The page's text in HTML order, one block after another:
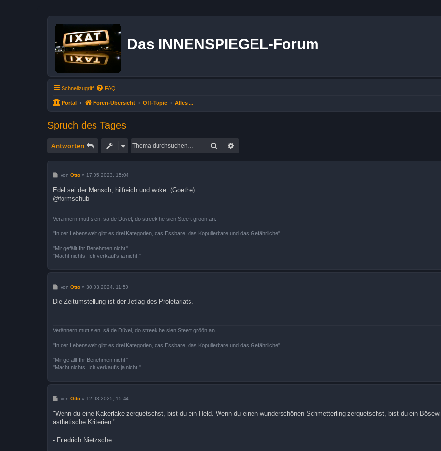
Das INNENSPIEGEL-Forum
Schnellzugriff FAQ
Portal Foren-Übersicht Off-Topic Alles ...
Spruch des Tages
Antworten Suche
B
t
r
von Otto» 17.05.2023, 15:04
Edel sei der Mensch, hilfreich und woke. (Goethe)
@formschub
Verännern mutt sien, sä de Düvel, do streek he sien Steert gröön an.
"In der Lebenswelt gibt es drei Kategorien, das Essbare, das Kopulierbare und das Gefährliche"
"Mir gefällt Ihr Benehmen nicht."
"Macht nichts. Ich verkauf's ja nicht."
B
t
von Otto» 30.03.2024, 11:50
Die Zeitumstellung ist der Jetlag des Proletariats.
Verännern mutt sien, sä de Düvel, do streek he sien Steert gröön an.
"In der Lebenswelt gibt es drei Kategorien, das Essbare, das Kopulierbare und das Gefährliche"
"Mir gefällt Ihr Benehmen nicht."
"Macht nichts. Ich verkauf's ja nicht."
B
i
t
r
von Otto» 12.03.2025, 15:44
"Wenn du eine Kakerlake zerquetschst, bist du ein Held. Wenn du einen wunderschönen Schmetterling zerquetschst, bist du ein
ästhetische Kriterien."
- Friedrich Nietzsche